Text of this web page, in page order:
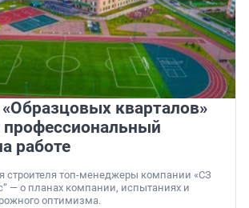
кварталов»
профессиональный
работе
строителя топ-менеджеры компании «СЗ
— о планах компании, испытаниях и
оптимизма.